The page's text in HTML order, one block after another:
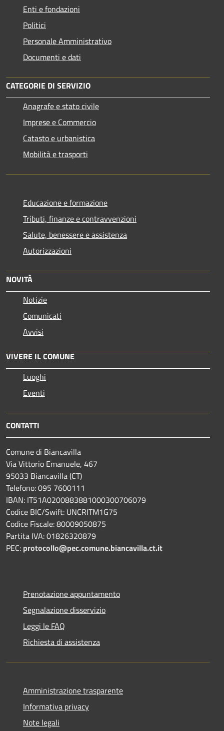
Enti e fondazioni
Politici
Personale Amministrativo
Documenti e dati
CATEGORIE DI SERVIZIO
Anagrafe e stato civile
Imprese e Commercio
Catasto e urbanistica
Mobilità e trasporti
Educazione e formazione
Tributi, finanze e contravvenzioni
Salute, benessere e assistenza
Autorizzazioni
NOVITÀ
Notizie
Comunicati
Avvisi
VIVERE IL COMUNE
Luoghi
Eventi
CONTATTI
Comune di Biancavilla
Via Vittorio Emanuele, 467
95033 Biancavilla (CT)
Telefono: 095 7600111
IBAN: IT51A0200883881000300706079
Codice BIC/Swift: UNCRITM1G75
Codice Fiscale: 80009050875
Partita IVA: 01826320879
PEC: protocollo@pec.comune.biancavilla.ct.it
Prenotazione appuntamento
Segnalazione disservizio
Leggi le FAQ
Richiesta di assistenza
Amministrazione trasparente
Informativa privacy
Note legali